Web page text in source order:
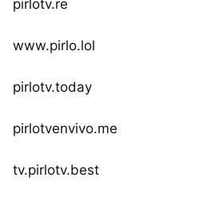
pirlotv.re
www.pirlo.lol
pirlotv.today
pirlotvenvivo.me
tv.pirlotv.best